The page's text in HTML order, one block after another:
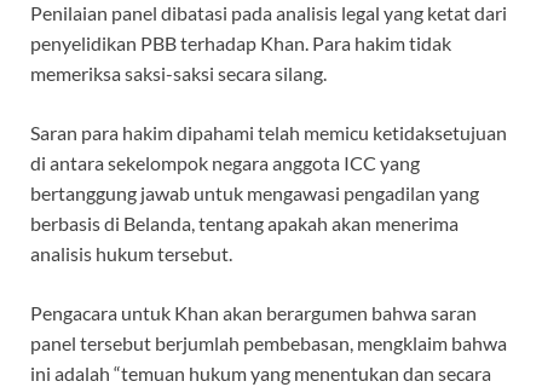
Penilaian panel dibatasi pada analisis legal yang ketat dari
penyelidikan PBB terhadap Khan. Para hakim tidak
memeriksa saksi-saksi secara silang.
Saran para hakim dipahami telah memicu ketidaksetujuan
di antara sekelompok negara anggota ICC yang
bertanggung jawab untuk mengawasi pengadilan yang
berbasis di Belanda, tentang apakah akan menerima
analisis hukum tersebut.
Pengacara untuk Khan akan berargumen bahwa saran
panel tersebut berjumlah pembebasan, mengklaim bahwa
ini adalah “temuan hukum yang menentukan dan secara